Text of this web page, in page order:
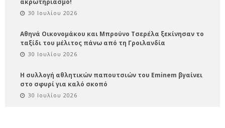
30 Ιουλίου 2026
Αθηνά Οικονομάκου και Μπρούνο Τσερέλα ξεκίνησαν το
ταξίδι του μέλιτος πάνω από τη Γροιλανδία
30 Ιουλίου 2026
Η συλλογή αθλητικών παπουτσιών του Eminem βγαίνει
στο σφυρί για καλό σκοπό
30 Ιουλίου 2026